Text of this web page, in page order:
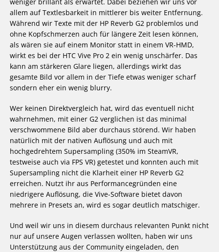
allem auf Textlesbarkeit in mittlerer bis weiter Entfernung.
Während wir Texte mit der HP Reverb G2 problemlos und
ohne Kopfschmerzen auch für längere Zeit lesen können,
als wären sie auf einem Monitor statt in einem VR-HMD,
wirkt es bei der HTC Vive Pro 2 ein wenig unschärfer. Das
kann am stärkeren Glare liegen, allerdings wirkt das
gesamte Bild vor allem in der Tiefe etwas weniger scharf
sondern eher ein wenig blurry.
Wer keinen Direktvergleich hat, wird das eventuell nicht
wahrnehmen, mit einer G2 verglichen ist das minimal
verschwommene Bild aber durchaus störend. Wir haben
natürlich mit der nativen Auflösung und auch mit
hochgedrehtem Supersampling (350% im SteamVR,
testweise auch via FPS VR) getestet und konnten auch mit
Supersampling nicht die Klarheit einer HP Reverb G2
erreichen. Nutzt ihr aus Performancegründen eine
niedrigere Auflösung, die Vive-Software bietet davon
mehrere in Presets an, wird es sogar deutlich matschiger.
Und weil wir uns in diesem durchaus relevanten Punkt nicht
nur auf unsere Augen verlassen wollten, haben wir uns
Unterstützung aus der Community eingeladen, den